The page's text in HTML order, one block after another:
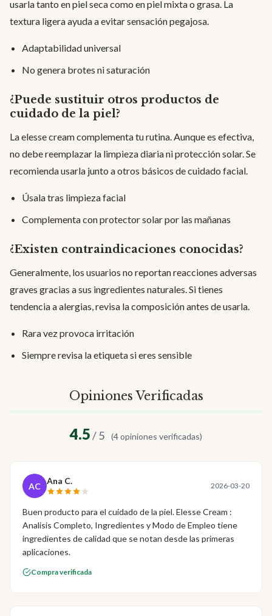
usarla tanto en piel seca como en piel mixta o grasa. La
textura ligera ayuda a evitar sensación pegajosa.
Adaptabilidad universal
No genera brotes ni saturación
¿Puede sustituir otros productos de
cuidado de la piel?
La elesse cream complementa tu rutina. Aunque es efectiva,
no debe reemplazar la limpieza diaria ni protección solar. Se
recomienda usarla junto a otros básicos de cuidado facial.
Úsala tras limpieza facial
Complementa con protector solar por las mañanas
¿Existen contraindicaciones conocidas?
Generalmente, los usuarios no reportan reacciones adversas
graves gracias a sus ingredientes naturales. Si tienes
tendencia a alergias, revisa la composición antes de usarla.
Rara vez provoca irritación
Siempre revisa la etiqueta si eres sensible
Opiniones Verificadas
4.5/ 5 (4 opiniones verificadas)
AC Ana C. 2026-03-20
Buen producto para el cuidado de la piel. Elesse Cream :
Analisis Completo, Ingredientes y Modo de Empleo tiene
ingredientes de calidad que se notan desde las primeras
aplicaciones.
Compra verificada